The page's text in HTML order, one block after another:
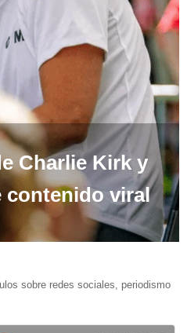
Charlie Kirk y
contenido viral
sobre redes sociales, periodismo